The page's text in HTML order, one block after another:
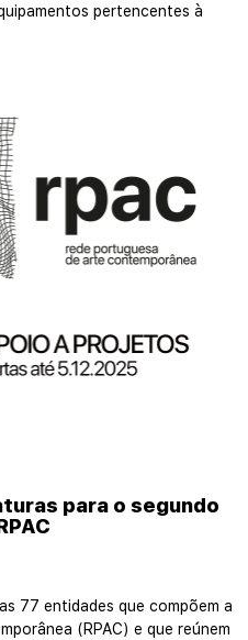
pertencentes à
para o segundo
77 entidades que compõem a
(RPAC) e que reúnem